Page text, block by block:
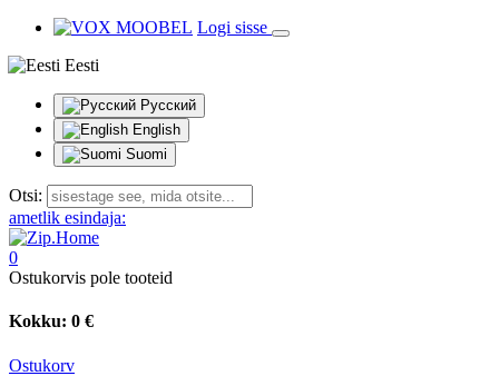
Logi sisse
Eesti
Русский
English
Suomi
Otsi:
ametlik esindaja:
0
Ostukorvis pole tooteid
Kokku: 0 €
Ostukorv